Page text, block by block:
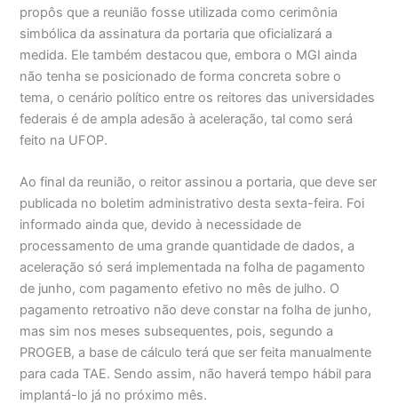
propôs que a reunião fosse utilizada como cerimônia
simbólica da assinatura da portaria que oficializará a
medida. Ele também destacou que, embora o MGI ainda
não tenha se posicionado de forma concreta sobre o
tema, o cenário político entre os reitores das universidades
federais é de ampla adesão à aceleração, tal como será
feito na UFOP.
Ao final da reunião, o reitor assinou a portaria, que deve ser
publicada no boletim administrativo desta sexta-feira. Foi
informado ainda que, devido à necessidade de
processamento de uma grande quantidade de dados, a
aceleração só será implementada na folha de pagamento
de junho, com pagamento efetivo no mês de julho. O
pagamento retroativo não deve constar na folha de junho,
mas sim nos meses subsequentes, pois, segundo a
PROGEB, a base de cálculo terá que ser feita manualmente
para cada TAE. Sendo assim, não haverá tempo hábil para
implantá-lo já no próximo mês.